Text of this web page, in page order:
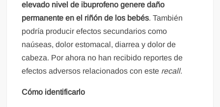
elevado nivel de ibuprofeno genere daño
permanente en el riñón de los bebés. También
podría producir efectos secundarios como
naúseas, dolor estomacal, diarrea y dolor de
cabeza. Por ahora no han recibido reportes de
efectos adversos relacionados con este recall.
Cómo identificarlo